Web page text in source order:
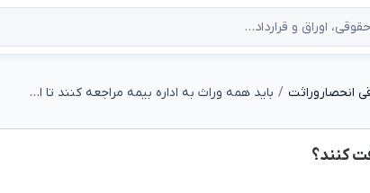
انحصاروراثت باید همه وراث به اداره بیمه مراجعه کنند تا ان را دریافت کنند؟
کنند؟